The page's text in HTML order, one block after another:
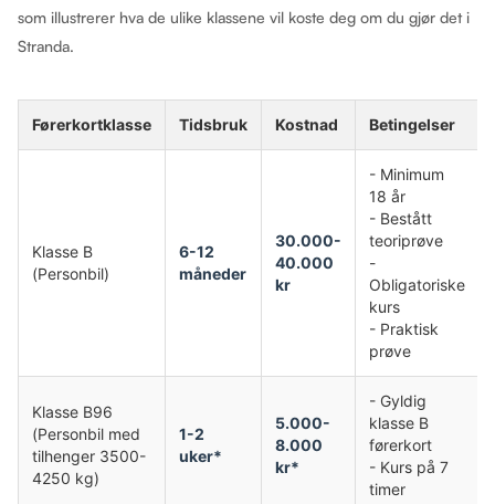
som illustrerer hva de ulike klassene vil koste deg om du gjør det i
Stranda.
Førerkortklasse Tidsbruk Kostnad Betingelser
Klasse B
(Personbil)
6-12
måneder
30.000-
40.000
kr
- Minimum
18 år
- Bestått
teoriprøve
-
Obligatoriske
kurs
- Praktisk
prøve
Klasse B96
(Personbil med
tilhenger 3500-
4250 kg)
1-2
uker*
5.000-
8.000
kr*
- Gyldig
klasse B
førerkort
- Kurs på 7
timer